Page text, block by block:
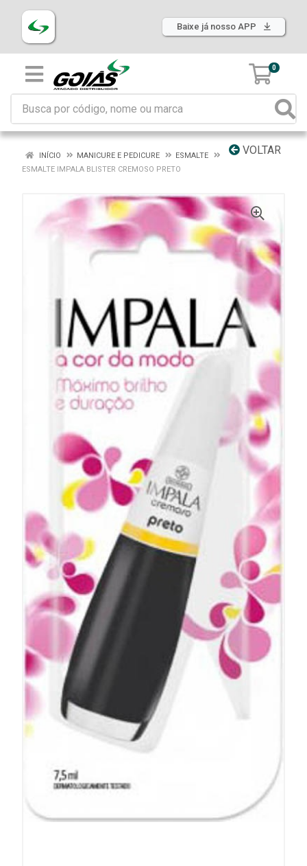
Baixe já nosso APP
0
VOLTAR
INÍCIO MANICURE E PEDICURE
ESMALTE
ESMALTE IMPALA BLISTER CREMOSO PRETO